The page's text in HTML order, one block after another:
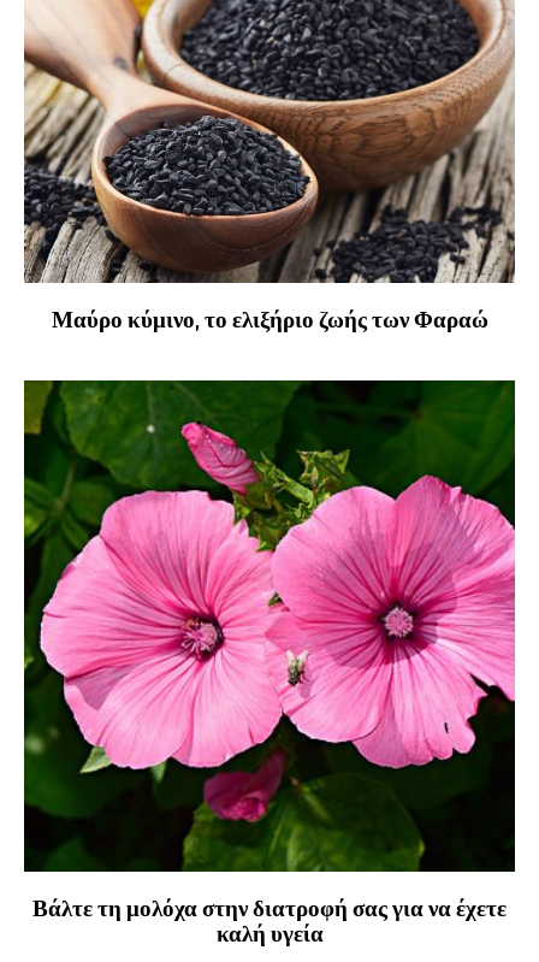
Μαύρο κύμινο, το ελιξήριο ζωής των Φαραώ
Βάλτε τη μολόχα στην διατροφή σας για να έχετε
καλή υγεία